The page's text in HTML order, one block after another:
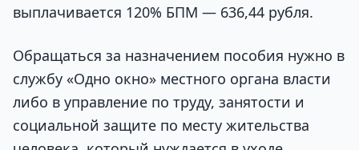
выплачивается 120% БПМ — 636,44 рубля.
Обращаться за назначением пособия нужно в
службу «Одно окно» местного органа власти
либо в управление по труду, занятости и
социальной защите по месту жительства